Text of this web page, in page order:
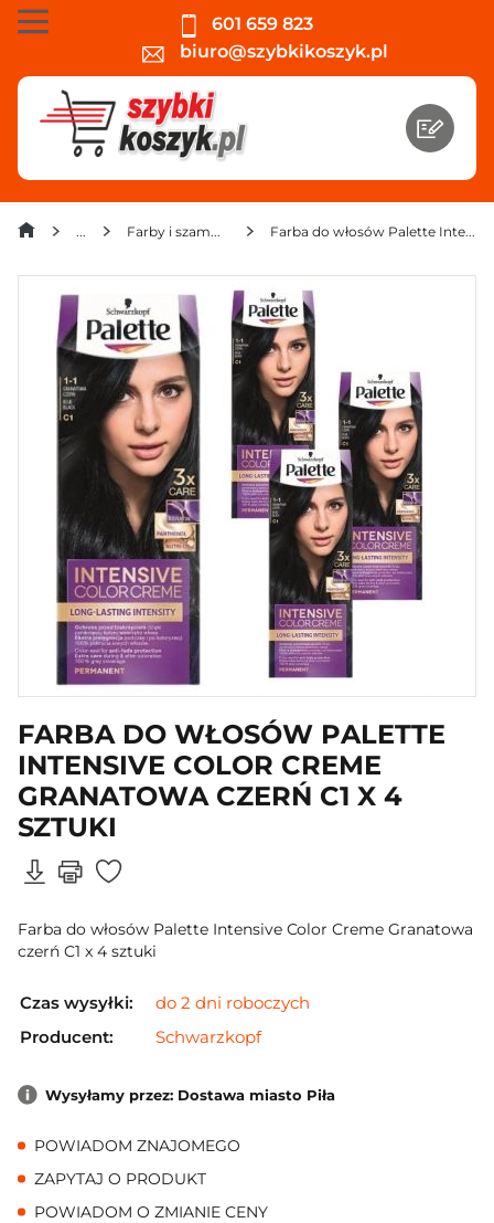
601 659 823
biuro@szybkikoszyk.pl
Farby i szampony koloryzujące do włosów Farba do włosów Palette Intensive Color Creme Granatowa czerń C1 x 4 sztuki
FARBA DO WŁOSÓW PALETTE
INTENSIVE COLOR CREME
GRANATOWA CZERŃ C1 X 4
SZTUKI
Farba do włosów Palette Intensive Color Creme Granatowa
czerń C1 x 4 sztuki
Czas wysyłki:
do 2 dni roboczych
Producent:
Schwarzkopf
Wysyłamy przez: Dostawa miasto Piła
POWIADOM ZNAJOMEGO
ZAPYTAJ O PRODUKT
POWIADOM O ZMIANIE CENY